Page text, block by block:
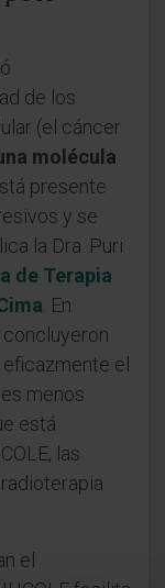
de los
(el cáncer
molécula
presente
y se
la Dra. Puri
de Terapia
. En
concluyeron
el
menos
está
las
el